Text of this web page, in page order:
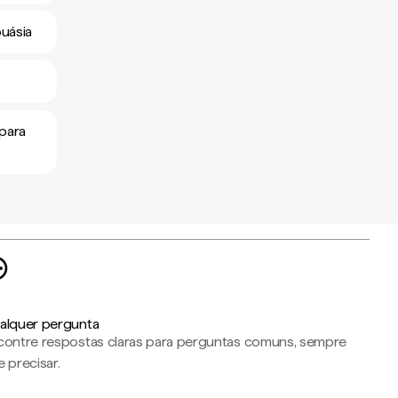
pergunta
respostas claras para perguntas comuns, sempre
precisar.